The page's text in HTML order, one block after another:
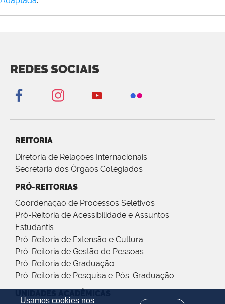
Usamos cookies nos
REDES SOCIAIS
REITORIA
Diretoria de Relações Internacionais
Secretaria dos Órgãos Colegiados
PRÓ-REITORIAS
Coordenação de Processos Seletivos
Pró-Reitoria de Acessibilidade e Assuntos
Estudantis
Pró-Reitoria de Extensão e Cultura
Pró-Reitoria de Gestão de Pessoas
Pró-Reitoria de Graduação
Pró-Reitoria de Pesquisa e Pós-Graduação